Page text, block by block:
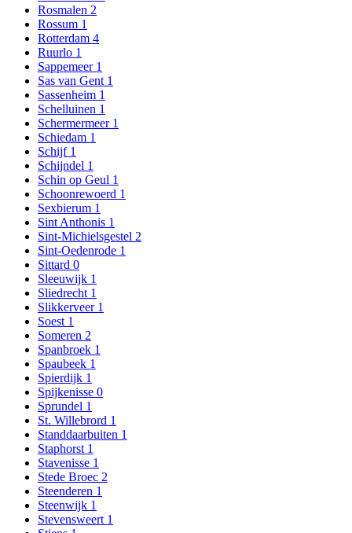
Rosmalen 2
Rossum 1
Rotterdam 4
Ruurlo 1
Sappemeer 1
Sas van Gent 1
Sassenheim 1
Schelluinen 1
Schermermeer 1
Schiedam 1
Schijf 1
Schijndel 1
Schin op Geul 1
Schoonrewoerd 1
Sexbierum 1
Sint Anthonis 1
Sint-Michielsgestel 2
Sint-Oedenrode 1
Sittard 0
Sleeuwijk 1
Sliedrecht 1
Slikkerveer 1
Soest 1
Someren 2
Spanbroek 1
Spaubeek 1
Spierdijk 1
Spijkenisse 0
Sprundel 1
St. Willebrord 1
Standdaarbuiten 1
Staphorst 1
Stavenisse 1
Stede Broec 2
Steenderen 1
Steenwijk 1
Stevensweert 1